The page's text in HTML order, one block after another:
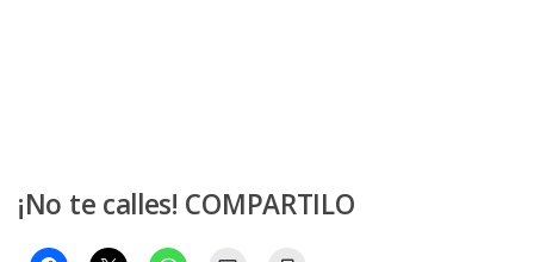
¡No te calles! COMPARTILO